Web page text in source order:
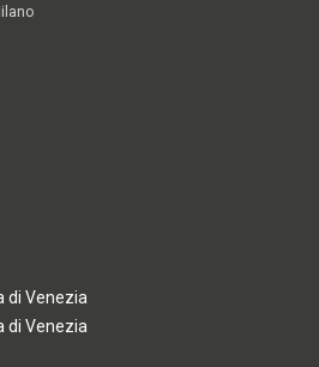
di Venezia
di Venezia